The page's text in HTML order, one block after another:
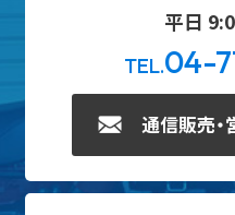
平日
TEL.04-
通信販売・